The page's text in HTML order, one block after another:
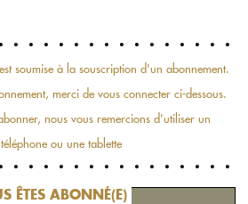
soumise à la souscription d'un abonnement.
merci de vous connecter ci-dessous.
nous vous remercions d'utiliser un
ou une tablette
ÊTES ABONNÉ(E)